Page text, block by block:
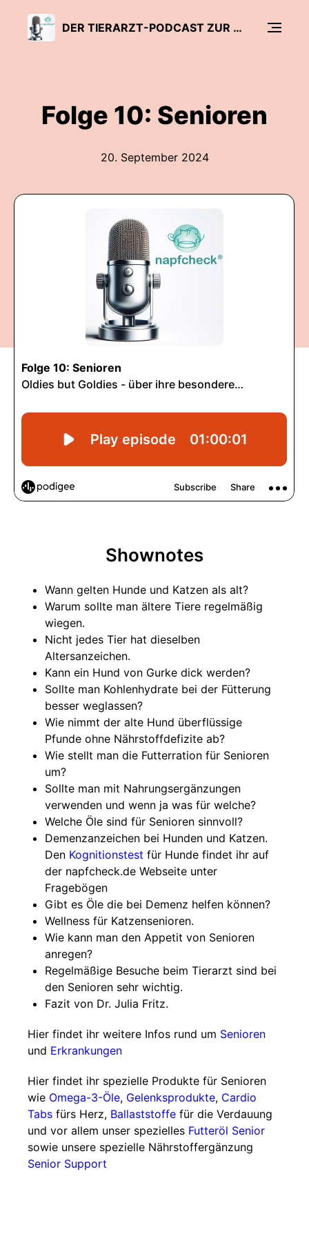
DER TIERARZT-PODCAST ZUR ERNÄHRUNG VON HUNDEN UND KATZEN - NAPFCHECK
Folge 10: Senioren
20. September 2024
Shownotes
Wann gelten Hunde und Katzen als alt?
Warum sollte man ältere Tiere regelmäßig
wiegen.
Nicht jedes Tier hat dieselben
Altersanzeichen.
Kann ein Hund von Gurke dick werden?
Sollte man Kohlenhydrate bei der Fütterung
besser weglassen?
Wie nimmt der alte Hund überflüssige
Pfunde ohne Nährstoffdefizite ab?
Wie stellt man die Futterration für Senioren
um?
Sollte man mit Nahrungsergänzungen
verwenden und wenn ja was für welche?
Welche Öle sind für Senioren sinnvoll?
Demenzanzeichen bei Hunden und Katzen.
Den Kognitionstest für Hunde findet ihr auf
der napfcheck.de Webseite unter
Fragebögen
Gibt es Öle die bei Demenz helfen können?
Wellness für Katzensenioren.
Wie kann man den Appetit von Senioren
anregen?
Regelmäßige Besuche beim Tierarzt sind bei
den Senioren sehr wichtig.
Fazit von Dr. Julia Fritz.
Hier findet ihr weitere Infos rund um Senioren
und Erkrankungen
Hier findet ihr spezielle Produkte für Senioren
wie Omega-3-Öle, Gelenksprodukte, Cardio
Tabs fürs Herz, Ballaststoffe für die Verdauung
und vor allem unser spezielles Futteröl Senior
sowie unsere spezielle Nährstoffergänzung
Senior Support